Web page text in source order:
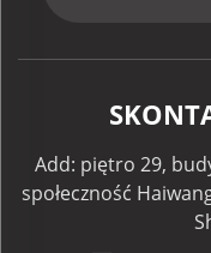
Add: piętro 29,
społeczność